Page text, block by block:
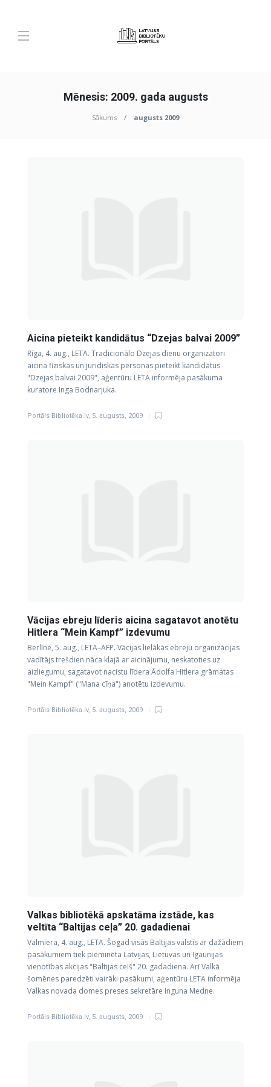
Mēnesis: 2009. gada augusts
Sākums augusts 2009
Aicina pieteikt kandidātus “Dzejas balvai 2009”
Rīga, 4. aug., LETA. Tradicionālo Dzejas dienu organizatori
aicina fiziskas un juridiskas personas pieteikt kandidātus
"Dzejas balvai 2009", aģentūru LETA informēja pasākuma
kuratore Inga Bodnarjuka.
Portāls Bibliotēka.lv, 5. augusts, 2009
Vācijas ebreju līderis aicina sagatavot anotētu
Hitlera “Mein Kampf” izdevumu
Berlīne, 5. aug., LETA–AFP. Vācijas lielākās ebreju organizācijas
vadītājs trešdien nāca klajā ar aicinājumu, neskatoties uz
aizliegumu, sagatavot nacistu līdera Ādolfa Hitlera grāmatas
"Mein Kampf" ("Mana cīņa") anotētu izdevumu.
Portāls Bibliotēka.lv, 5. augusts, 2009
Valkas bibliotēkā apskatāma izstāde, kas
veltīta “Baltijas ceļa” 20. gadadienai
Valmiera, 4. aug., LETA. Šogad visās Baltijas valstīs ar dažādiem
pasākumiem tiek pieminēta Latvijas, Lietuvas un Igaunijas
vienotības akcijas "Baltijas ceļš" 20. gadadiena. Arī Valkā
šomēnes paredzēti vairāki pasākumi, aģentūru LETA informēja
Valkas novada domes preses sekretāre Inguna Medne.
Portāls Bibliotēka.lv, 5. augusts, 2009